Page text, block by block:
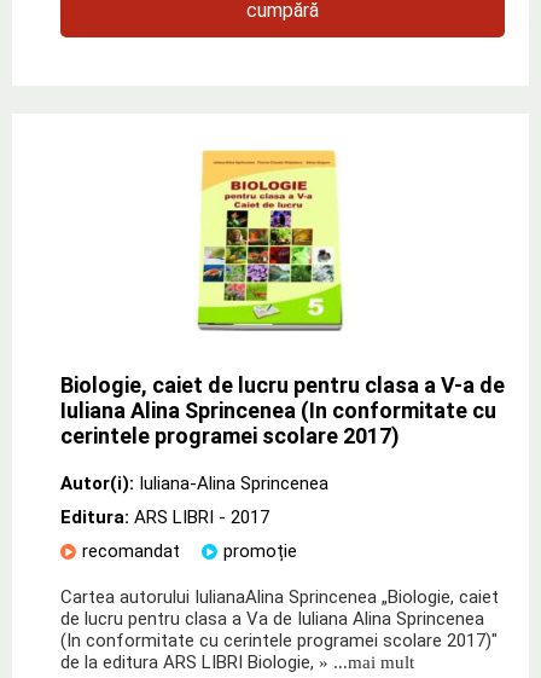
cumpără
Biologie, caiet de lucru pentru clasa a V-a de
Iuliana Alina Sprincenea (In conformitate cu
cerintele programei scolare 2017)
Autor(i): Iuliana-Alina Sprincenea
Editura: ARS LIBRI - 2017
recomandat
promoție
Cartea autorului IulianaAlina Sprincenea „Biologie, caiet
de lucru pentru clasa a Va de Iuliana Alina Sprincenea
(In conformitate cu cerintele programei scolare 2017)"
de la editura ARS LIBRI Biologie, » ...mai mult